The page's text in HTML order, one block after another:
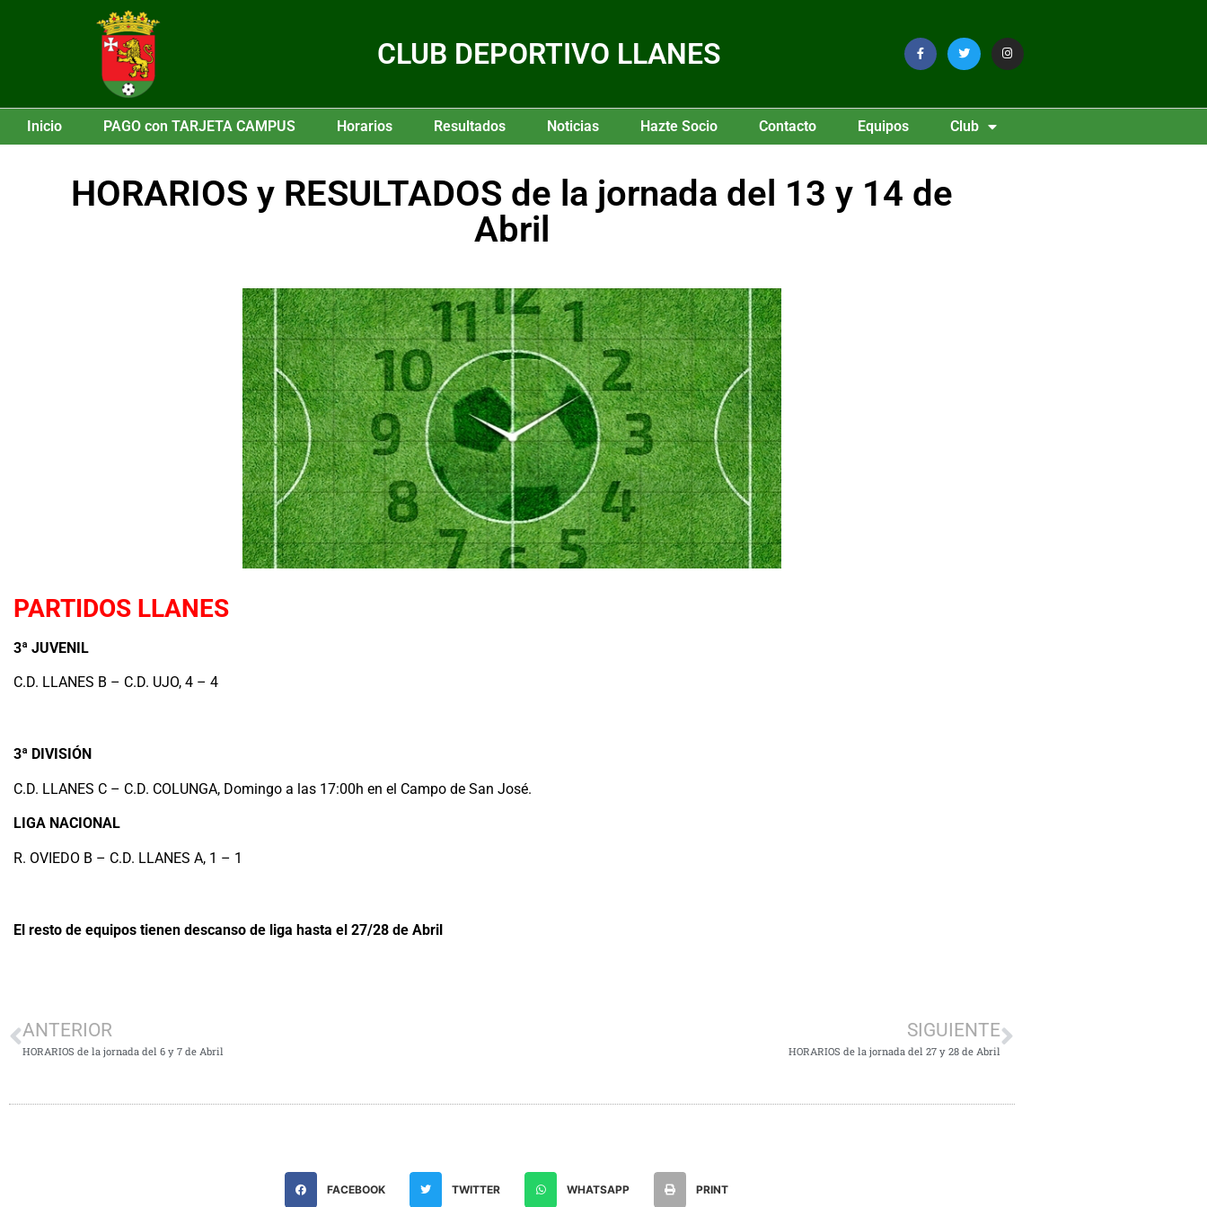
CLUB DEPORTIVO LLANES
Inicio PAGO con TARJETA CAMPUS Horarios Resultados Noticias Hazte Socio Contacto Equipos Club
HORARIOS y RESULTADOS de la jornada del 13 y 14 de
Abril
PARTIDOS LLANES
3ª JUVENIL
C.D. LLANES B – C.D. UJO, 4 – 4
3ª DIVISIÓN
C.D. LLANES C – C.D. COLUNGA, Domingo a las 17:00h en el Campo de San José.
LIGA NACIONAL
R. OVIEDO B – C.D. LLANES A, 1 – 1
El resto de equipos tienen descanso de liga hasta el 27/28 de Abril
ANTERIOR
HORARIOS de la jornada del 6 y 7 de Abril
SIGUIENTE
HORARIOS de la jornada del 27 y 28 de Abril
FACEBOOK TWITTER WHATSAPP PRINT